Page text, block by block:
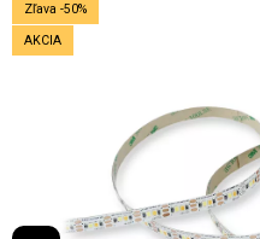
Zľava -50%
AKCIA